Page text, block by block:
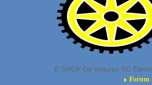
E-SHOP De Voitures RC
E Forum